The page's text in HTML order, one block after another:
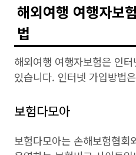
해외여행 여행자보
법
해외여행 여행자보험은 인
있습니다. 인터넷 가입방법
보험다모아
보험다모아는 손해보험협회